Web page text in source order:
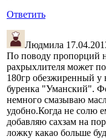
Ответить
Людмила
По поводу пропорций
рахрыхлителя может
180гр обезжиренный у
буренка "Уманский".
немного смазываю
удобно.Когда не солю
добавляю сахзам на
ложку какао больше